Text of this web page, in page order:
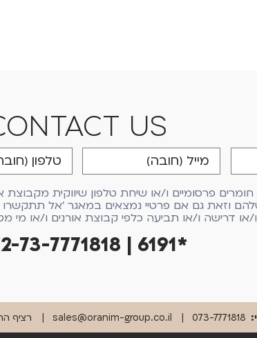
US
פרסומיים ו/או שיחת טלפון שיווקית מקבוצת
וזאת גם אם פרטיי נמצאים במאגר 'אל תתקשרו
דרישה ו/או תביעה כלפי קבוצת אורנים ו/או
73-7771818 | 6191*
073-7771818
sales@oranim-group.co.il רציף הרברט